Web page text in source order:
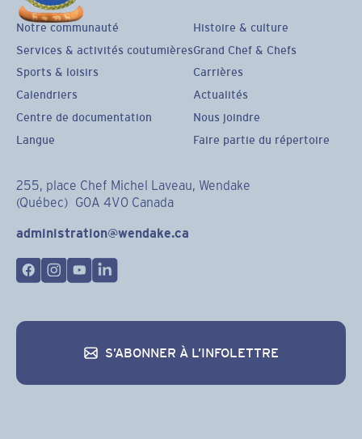
255, place Chef Michel Laveau, Wendake
(Québec) G0A 4V0 Canada
administration@wendake.ca
Notre communauté
Services & activités coutumières
Sports & loisirs
Calendriers
Centre de documentation
Langue
Histoire & culture
Grand Chef & Chefs
Carrières
Actualités
Nous joindre
Faire partie du répertoire
S’ABONNER À L’INFOLETTRE
S’abonner à l’infolettre